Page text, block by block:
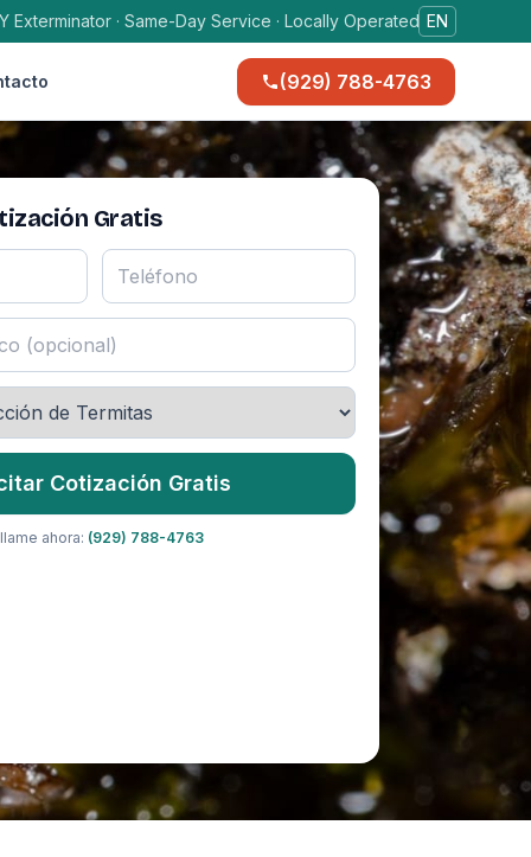
Exterminator · Same-Day Service · Locally Operated EN
(929) 788-4763
Gratis
Cotización Gratis
ahora: (929) 788-4763